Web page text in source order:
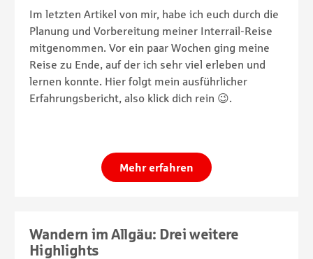
Im letzten Artikel von mir, habe ich euch durch die
Planung und Vorbereitung meiner Interrail-Reise
mitgenommen. Vor ein paar Wochen ging meine
Reise zu Ende, auf der ich sehr viel erleben und
lernen konnte. Hier folgt mein ausführlicher
Erfahrungsbericht, also klick dich rein 😉.
Mehr erfahren
Wandern im Allgäu: Drei weitere
Highlights